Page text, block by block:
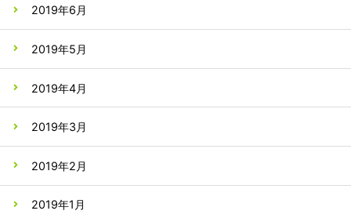
2019年6月
2019年5月
2019年4月
2019年3月
2019年2月
2019年1月